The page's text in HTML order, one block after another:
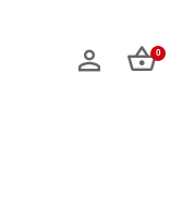
0